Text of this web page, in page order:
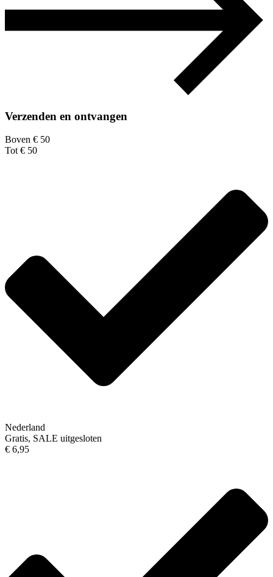
Verzenden en ontvangen
Boven € 50
Tot € 50
Nederland
Gratis, SALE uitgesloten
€ 6,95